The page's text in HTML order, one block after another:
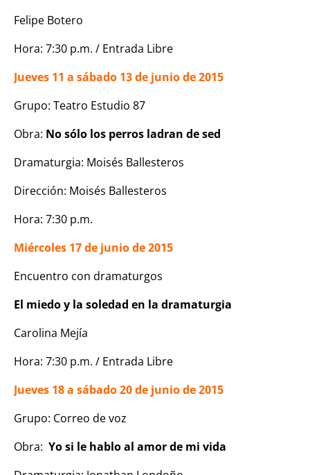
Felipe Botero
Hora: 7:30 p.m. / Entrada Libre
Jueves 11 a sábado 13 de junio de 2015
Grupo: Teatro Estudio 87
Obra: No sólo los perros ladran de sed
Dramaturgia: Moisés Ballesteros
Dirección: Moisés Ballesteros
Hora: 7:30 p.m.
Miércoles 17 de junio de 2015
Encuentro con dramaturgos
El miedo y la soledad en la dramaturgia
Carolina Mejía
Hora: 7:30 p.m. / Entrada Libre
Jueves 18 a sábado 20 de junio de 2015
Grupo: Correo de voz
Obra: Yo si le hablo al amor de mi vida